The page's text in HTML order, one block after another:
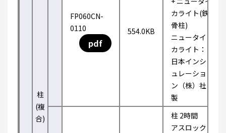
柱
(複
合)
FP060CN-
0110
pdf
554.0KB
カライト(鉄
骨柱)
ニュータイ
カライト：
日本インシ
ュレーショ
ン（株）社
製
柱 2時間
アスロック